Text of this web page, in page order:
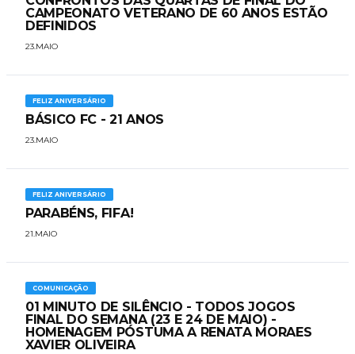
CAMPEONATO VETERANO DE 60 ANOS ESTÃO
DEFINIDOS
23.MAIO
FELIZ ANIVERSÁRIO
BÁSICO FC - 21 ANOS
23.MAIO
FELIZ ANIVERSÁRIO
PARABÉNS, FIFA!
21.MAIO
COMUNICAÇÃO
01 MINUTO DE SILÊNCIO - TODOS JOGOS
FINAL DO SEMANA (23 E 24 DE MAIO) -
HOMENAGEM PÓSTUMA A RENATA MORAES
XAVIER OLIVEIRA